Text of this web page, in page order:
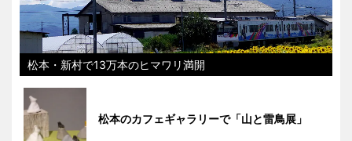
松本・新村で13万本のヒマワリ満開
松本のカフェギャラリーで「山と雷鳥展」